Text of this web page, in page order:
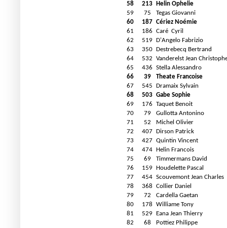
58
213
Helin Ophelie
59
75
Tegas Giovanni
60
187
Cériez Noémie
61
186 Caré Cyril
62
519
D'Angelo Fabrizio
63
350
Destrebecq Bertrand
64
532
Vanderelst Jean
65
436
Stella Alessandro
66
39
Theate Francoise
67
545
Dramaix Sylvain
68
503 Gabe Sophie
69
176
Taquet Benoit
70
79
Gullotta Antonino
71
52
Michel Olivier
72
407
Dirson Patrick
73
427 Quintin Vincent
74
474
Helin Francois
75
69
Timmermans David
76
159
Houdelette Pascal
77
454 Scouvemont Jean Charles
78
368
Collier Daniel
79
72
Cardella Gaetan
80
178
Williame Tony
81
529
Eana Jean Thierry
82
68
Pottiez Philippe